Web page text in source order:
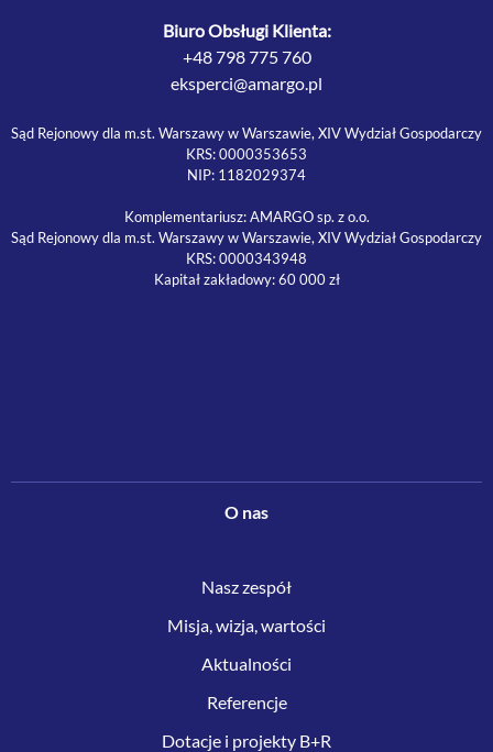
Biuro Obsługi Klienta:
+48 798 775 760
eksperci@amargo.pl
Sąd Rejonowy dla m.st. Warszawy w Warszawie, XIV Wydział Gospodarczy
KRS: 0000353653
NIP: 1182029374
Komplementariusz: AMARGO sp. z o.o.
Sąd Rejonowy dla m.st. Warszawy w Warszawie, XIV Wydział Gospodarczy
KRS: 0000343948
Kapitał zakładowy: 60 000 zł
O nas
Nasz zespół
Misja, wizja, wartości
Aktualności
Referencje
Dotacje i projekty B+R